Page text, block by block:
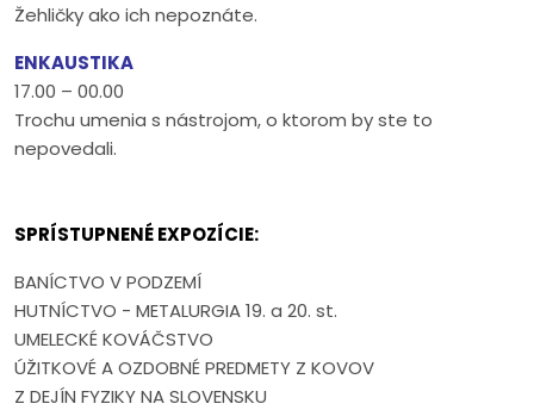
Žehličky ako ich nepoznáte.
ENKAUSTIKA
17.00 – 00.00
Trochu umenia s nástrojom, o ktorom by ste to
nepovedali.
SPRÍSTUPNENÉ EXPOZÍCIE:
BANÍCTVO V PODZEMÍ
HUTNÍCTVO - METALURGIA 19. a 20. st.
UMELECKÉ KOVÁČSTVO
ÚŽITKOVÉ A OZDOBNÉ PREDMETY Z KOVOV
Z DEJÍN FYZIKY NA SLOVENSKU